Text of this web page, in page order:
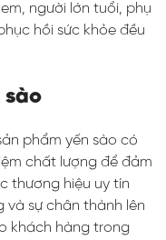
em, người lớn tuổi, phụ
hồi sức khỏe đều
sào
phẩm yến sào có
chất lượng để đảm
thương hiệu uy tín
và sự chân thành lên
khách hàng trong